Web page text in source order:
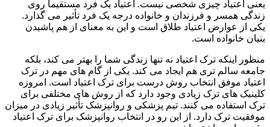
یعنی اعتیاد چیزی شخصی نیست. اعتیاد یک فرد مستقیماً روی
زندگی همسر و فرزندان و خانواده درجه یک فرد تأثیر می گذارد.
یکی از عوارض اعتیاد طلاق است و این به معنای از هم پاشیدن
بنیان خانواده است.
منظور اینکه ترک اعتیاد نه تنها زندگی شما را بهتر می کند، بلکه
جامعه سالم تری هم ایجاد می کند. یکی از گام های مهم در ترک
اعتیاد موفق انتخاب روش درست برای ترک اعتیاد است. امروزه
کلینیک های ترک زیادی وجود دارد که از روش های مختلفی برای
ترک استفاده می کنند. تیم پزشکی و روانپزشک تأثیر زیادی در میزان
موفقیت ترک دارد. از این رو در انتخاب روانپزشک برای ترک اعتیاد